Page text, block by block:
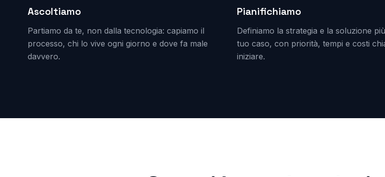
Ascoltiamo
Partiamo da te, non dalla tecnologia: capiamo il
processo, chi lo vive ogni giorno e dove fa male
davvero.
Pianifichiamo
Definiamo la strategia e la soluzione
tuo caso, con priorità, tempi e costi
iniziare.